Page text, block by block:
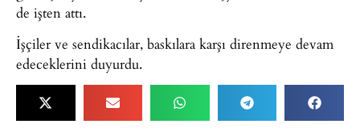
de işten attı.
İşçiler ve sendikacılar, baskılara karşı direnmeye devam
edeceklerini duyurdu.